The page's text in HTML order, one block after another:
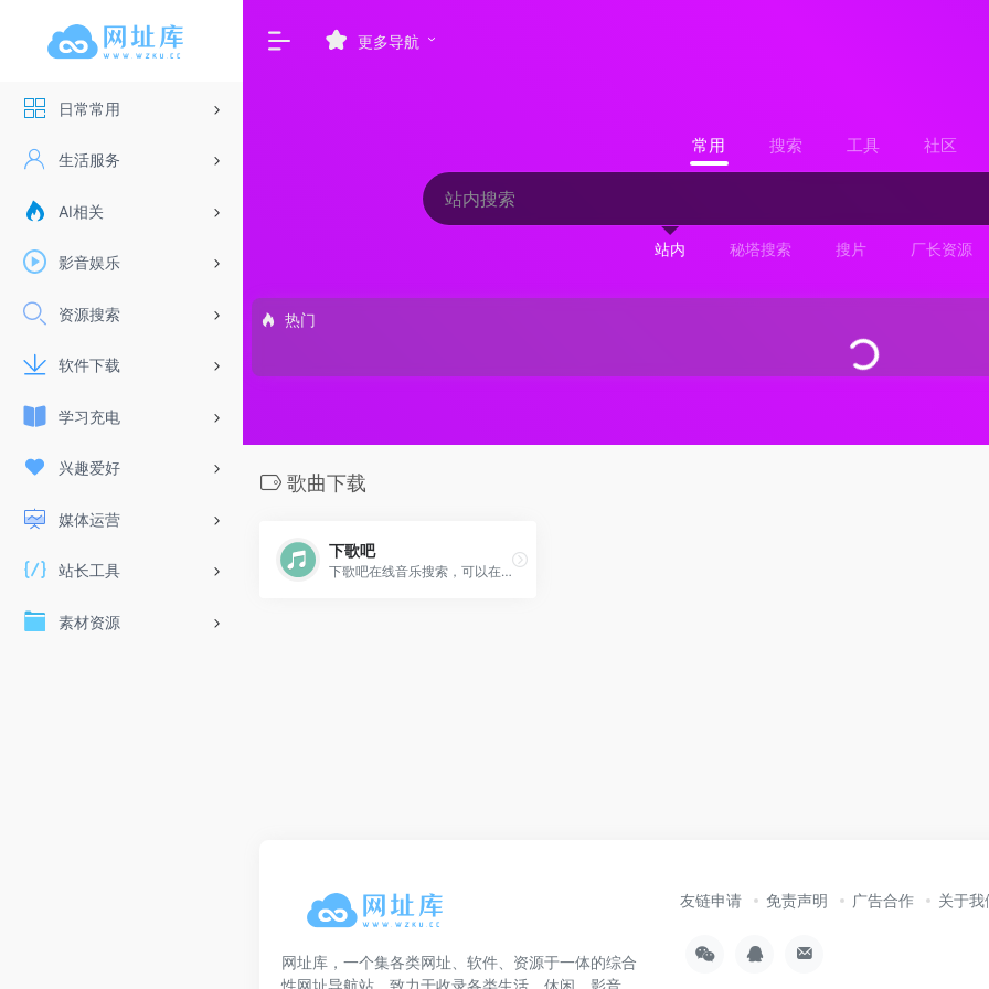
日常常用
生活服务
AI相关
影音娱乐
资源搜索
软件下载
学习充电
兴趣爱好
媒体运营
站长工具
素材资源
更多导航
常用 搜索 工具 社区
站内 秘塔搜索 搜片 厂长资源
热门
歌曲下载
下歌吧
下歌吧在线音乐搜索，可以在线免费下载全网MP3付费歌曲、流行音乐、经典老歌等。曲库完整，更新迅速，试听流畅，支持高品质|无损音质
网址库，一个集各类网址、软件、资源于一体的综合
性网址导航站，致力于收录各类生活、休闲、影音、
友链申请 免责声明 广告合作 关于我